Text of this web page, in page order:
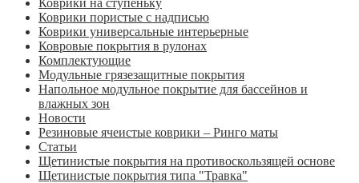
Коврики пористые с надписью
Коврики универсальные интерьерные
Ковровые покрытия в рулонах
Комплектующие
Модульные грязезащитные покрытия
Напольное модульное покрытие для бассейнов и
влажных зон
Новости
Резиновые ячеистые коврики – Ринго маты
Статьи
Щетинистые покрытия на противоскользящей основе
Щетинистые покрытия типа "Травка"